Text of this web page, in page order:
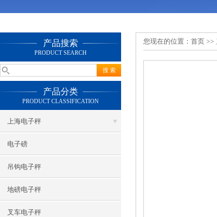
产品搜索
PRODUCT SEARCH
产品分类
PRODUCT CLASSIFICATION
上海电子秤
电子磅
吊钩电子秤
地磅电子秤
叉车电子秤
您现在的位置： 首页 >>